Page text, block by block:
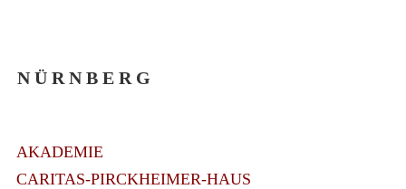
N Ü R N B E R G
AKADEMIE
CARITAS-PIRCKHEIMER-HAUS